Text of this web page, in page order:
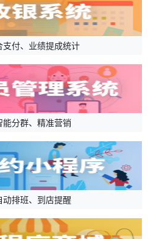
付、业绩提成统计
能分群、精准营销
动排班、到店提醒